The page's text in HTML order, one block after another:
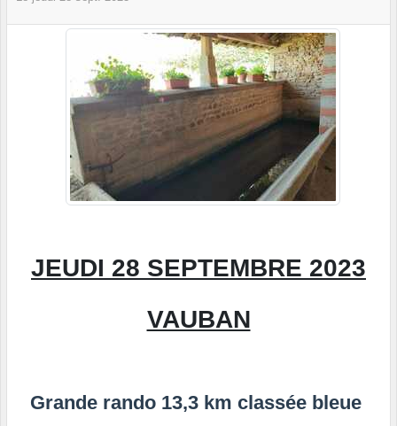
JEUDI 28 SEPTEMBRE 2023
VAUBAN
Grande rando 13,3 km classée bleue